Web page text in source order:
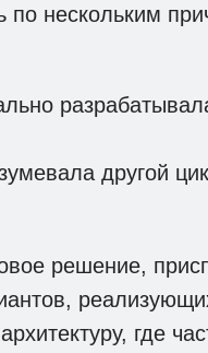
по нескольким
другой
решение,
где